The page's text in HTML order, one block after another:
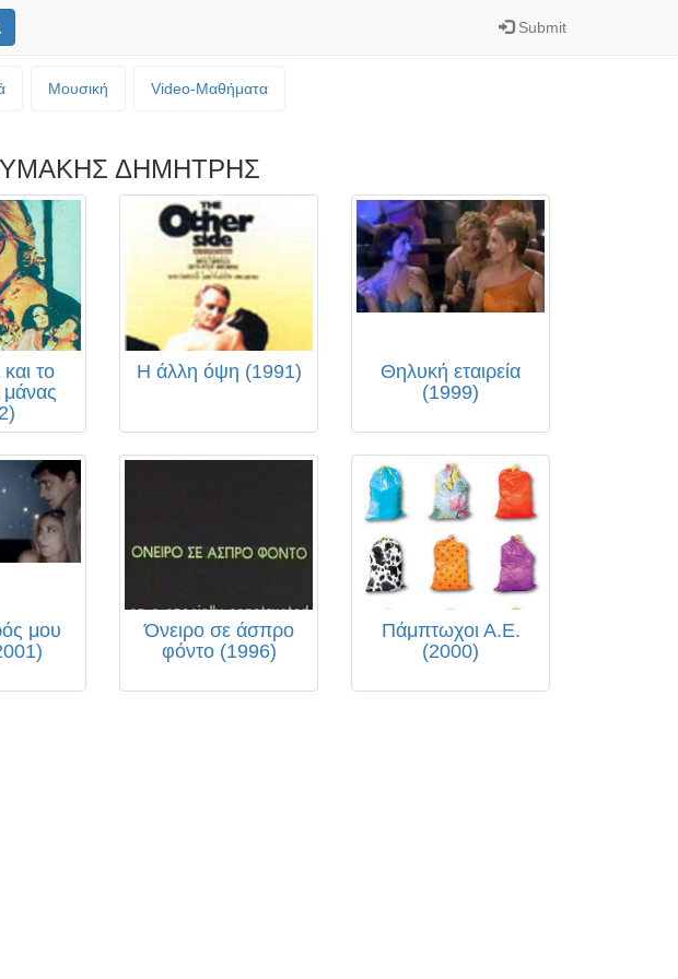
Submit
Μουσική Video-Mαθήματα
ΔΗΜΗΤΡΗΣ
το
μάνας
Η άλλη όψη (1991)
Θηλυκή εταιρεία
(1999)
μου
Όνειρο σε άσπρο
φόντο (1996)
Πάμπτωχοι Α.Ε.
(2000)